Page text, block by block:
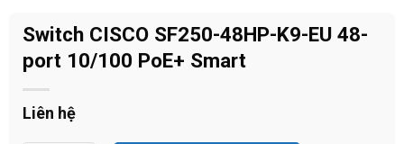
Switch CISCO SF250-48HP-K9-EU 48-
port 10/100 PoE+ Smart
Liên hệ